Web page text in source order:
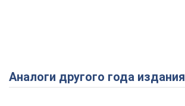
Аналоги другого года издания